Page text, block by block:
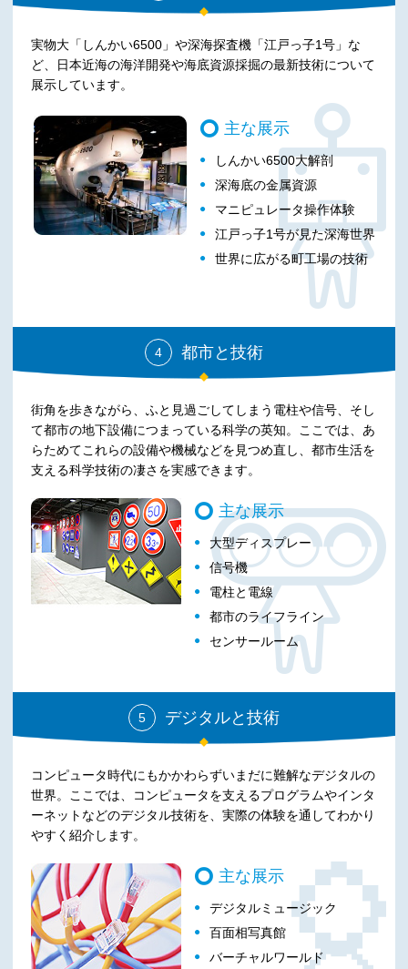
実物大「しんかい6500」や深海探査機「江戸っ子1号」な
ど、日本近海の海洋開発や海底資源採掘の最新技術について
展示しています。
主な展示
しんかい6500大解剖
深海底の金属資源
マニピュレータ操作体験
江戸っ子1号が見た深海世界
世界に広がる町工場の技術
4 都市と技術
街角を歩きながら、ふと見過ごしてしまう電柱や信号、そし
て都市の地下設備につまっている科学の英知。ここでは、あ
らためてこれらの設備や機械などを見つめ直し、都市生活を
支える科学技術の凄さを実感できます。
主な展示
大型ディスプレー
信号機
電柱と電線
都市のライフライン
センサールーム
5 デジタルと技術
コンピュータ時代にもかかわらずいまだに難解なデジタルの
世界。ここでは、コンピュータを支えるプログラムやインタ
ーネットなどのデジタル技術を、実際の体験を通してわかり
やすく紹介します。
主な展示
デジタルミュージック
百面相写真館
バーチャルワールド